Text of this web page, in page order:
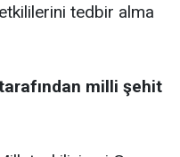
tedbir alma
milli şehit